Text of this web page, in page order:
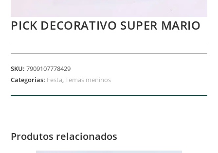
PICK DECORATIVO SUPER MARIO
SKU:7909107778429
Categorias: Festa,Temas meninos
Produtos relacionados